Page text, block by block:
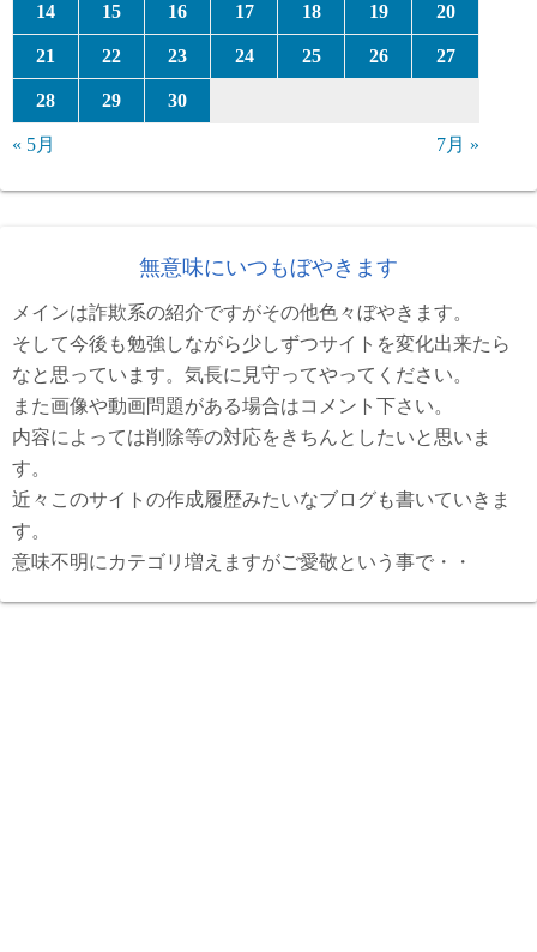
14 15 16 17 18 19 20
21 22 23 24 25 26 27
28 29 30
« 5月 7月 »
無意味にいつもぼやきます
メインは詐欺系の紹介ですがその他色々ぼやきます。
そして今後も勉強しながら少しずつサイトを変化出来たら
なと思っています。気長に見守ってやってください。
また画像や動画問題がある場合はコメント下さい。
内容によっては削除等の対応をきちんとしたいと思いま
す。
近々このサイトの作成履歴みたいなブログも書いていきま
す。
意味不明にカテゴリ増えますがご愛敬という事で・・